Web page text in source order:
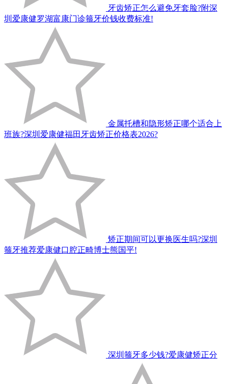
牙齿矫正怎么避免牙套脸?附深
圳爱康健罗湖富康门诊箍牙价钱收费标准!
金属托槽和隐形矫正哪个适合上
班族?深圳爱康健福田牙齿矫正价格表2026?
矫正期间可以更换医生吗?深圳
箍牙推荐爱康健口腔正畸博士熊国平!
深圳箍牙多少钱?爱康健矫正分